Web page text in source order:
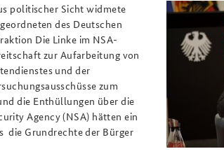
politischer Sicht widmete
des Deutschen
Die Linke im NSA-
zur Aufarbeitung von
und der
zum
die Enthüllungen über die
Agency (NSA) hätten ein
die Grundrechte der Bürger